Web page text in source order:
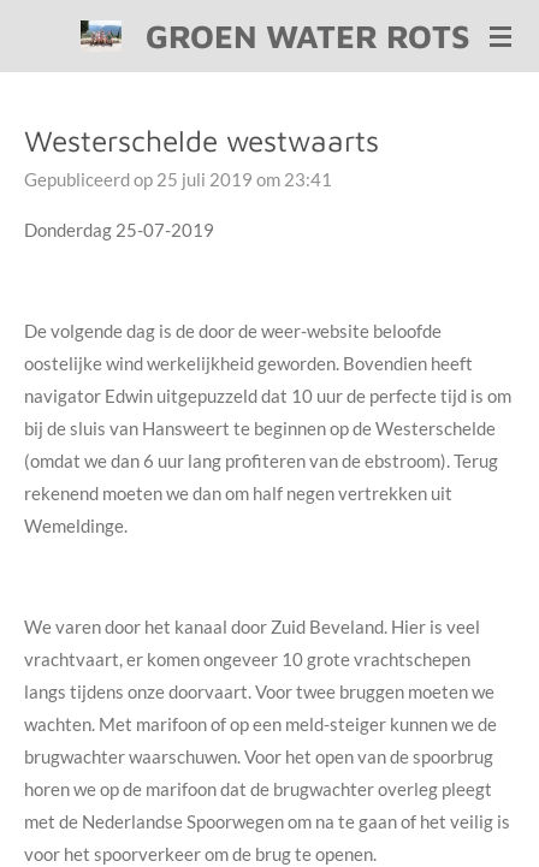
hoofdinhoud
GROEN WATER ROTS
Westerschelde westwaarts
Gepubliceerd op 25 juli 2019 om 23:41
Donderdag 25-07-2019
De volgende dag is de door de weer-website beloofde
oostelijke wind werkelijkheid geworden. Bovendien heeft
navigator Edwin uitgepuzzeld dat 10 uur de perfecte tijd is om
bij de sluis van Hansweert te beginnen op de Westerschelde
(omdat we dan 6 uur lang profiteren van de ebstroom). Terug
rekenend moeten we dan om half negen vertrekken uit
Wemeldinge.
We varen door het kanaal door Zuid Beveland. Hier is veel
vrachtvaart, er komen ongeveer 10 grote vrachtschepen
langs tijdens onze doorvaart. Voor twee bruggen moeten we
wachten. Met marifoon of op een meld-steiger kunnen we de
brugwachter waarschuwen. Voor het open van de spoorbrug
horen we op de marifoon dat de brugwachter overleg pleegt
met de Nederlandse Spoorwegen om na te gaan of het veilig is
voor het spoorverkeer om de brug te openen.